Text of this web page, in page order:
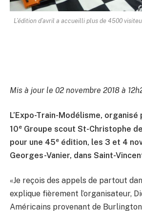
L’édition d’avril a accueilli plus de 4500
Mis à jour le 02 novembre 2018 à
L’Expo-Train-Modélisme,
10e Groupe scout St-Christophe
pour une 45e édition, les 3 et 4
Georges-Vanier, dans Saint-
«Je reçois des appels de partout
explique fièrement l’organisateur,
Américains provenant de